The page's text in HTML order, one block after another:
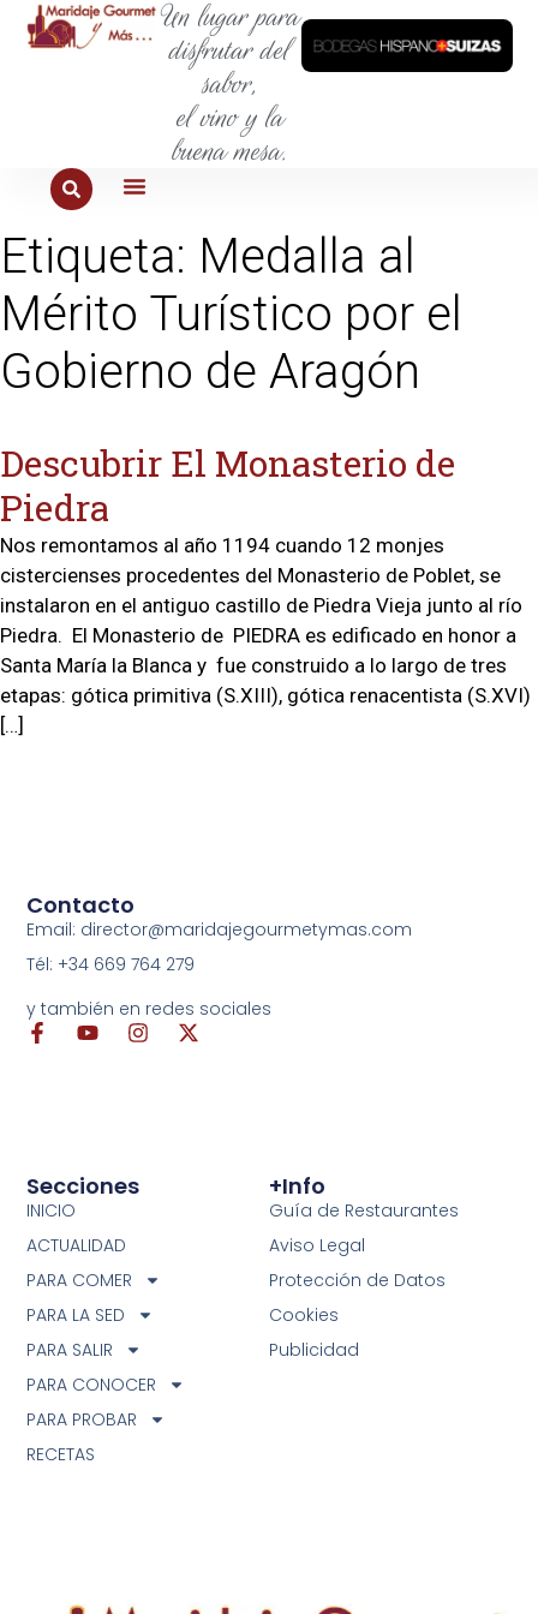
Un lugar para
disfrutar del
sabor,
el vino y la
buena mesa.
Etiqueta: Medalla al
Mérito Turístico por el
Gobierno de Aragón
Descubrir El Monasterio de
Piedra
Nos remontamos al año 1194 cuando 12 monjes
cistercienses procedentes del Monasterio de Poblet, se
instalaron en el antiguo castillo de Piedra Vieja junto al río
Piedra. El Monasterio de PIEDRA es edificado en honor a
Santa María la Blanca y fue construido a lo largo de tres
etapas: gótica primitiva (S.XIII), gótica renacentista (S.XVI)
[…]
+info
Guía de Restaurantes
Aviso Legal
Protección de Datos
Cookies
Publicidad
Secciones
INICIO
ACTUALIDAD
PARA COMER
PARA LA SED
PARA SALIR
PARA CONOCER
PARA PROBAR
RECETAS
Contacto
Email: director@maridajegourmetymas.com
Tél: +34 669 764 279
y también en redes sociales